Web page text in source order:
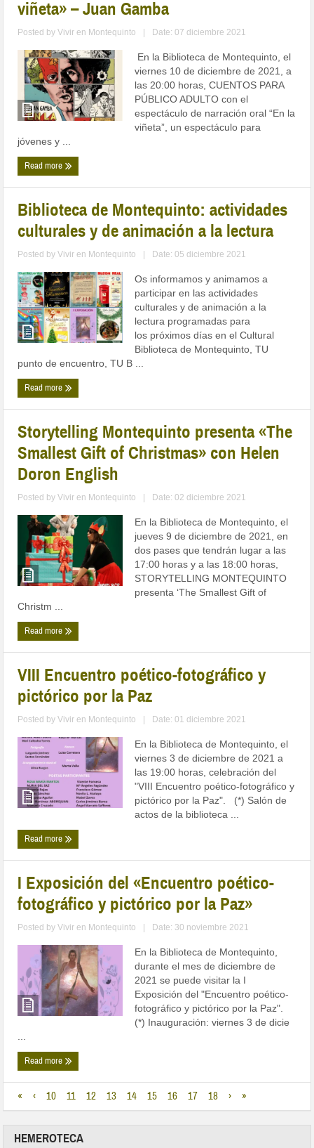
viñeta» – Juan Gamba
Posted byVivir en Montequinto Date: 07 diciembre 2021
En la Biblioteca de Montequinto, el
viernes 10 de diciembre de 2021, a
las 20:00 horas, CUENTOS PARA
PÚBLICO ADULTO con el
espectáculo de narración oral “En la
viñeta”, un espectáculo para
jóvenes y ...
Read more
Biblioteca de Montequinto: actividades
culturales y de animación a la lectura
Posted byVivir en Montequinto Date: 05 diciembre 2021
Os informamos y animamos a
participar en las actividades
culturales y de animación a la
lectura programadas para
los próximos días en el Cultural
Biblioteca de Montequinto, TU
punto de encuentro, TU B ...
Read more
Storytelling Montequinto presenta «The
Smallest Gift of Christmas» con Helen
Doron English
Posted byVivir en Montequinto Date: 02 diciembre 2021
En la Biblioteca de Montequinto, el
jueves 9 de diciembre de 2021, en
dos pases que tendrán lugar a las
17:00 horas y a las 18:00 horas,
STORYTELLING MONTEQUINTO
presenta ‘The Smallest Gift of
Christm ...
Read more
VIII Encuentro poético-fotográfico y
pictórico por la Paz
Posted byVivir en Montequinto Date: 01 diciembre 2021
En la Biblioteca de Montequinto, el
viernes 3 de diciembre de 2021 a
las 19:00 horas, celebración del
"VIII Encuentro poético-fotográfico y
pictórico por la Paz". (*) Salón de
actos de la biblioteca ...
Read more
I Exposición del «Encuentro poético-
fotográfico y pictórico por la Paz»
Posted byVivir en Montequinto Date: 30 noviembre 2021
En la Biblioteca de Montequinto,
durante el mes de diciembre de
2021 se puede visitar la I
Exposición del "Encuentro poético-
fotográfico y pictórico por la Paz".
(*) Inauguración: viernes 3 de dicie
...
Read more
« ‹ 10 11 12 13 14 15 16 17 18 › »
HEMEROTECA